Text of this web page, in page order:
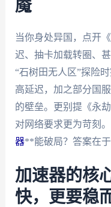
魇
当你身处异国，点开
迟、抽卡加载转圈、
“石树田无人区”探险
高延迟，加之部分国
的壁垒。更别提《永
对网络要求更为苛刻
器**能破局？答案在于
加速器的核
快，更要稳